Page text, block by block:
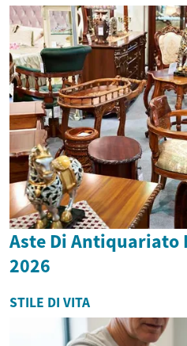
Aste Di Antiquariato
2026
STILE DI VITA